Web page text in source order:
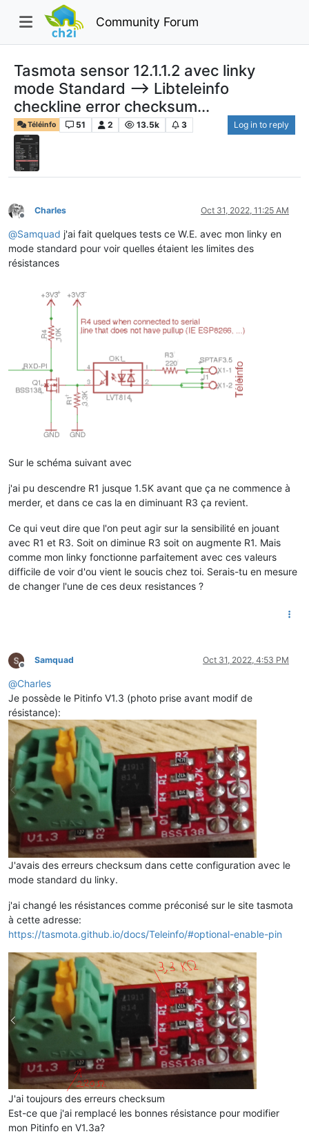
Community Forum
Tasmota sensor 12.1.1.2 avec linky
mode Standard --> Libteleinfo
checkline error checksum...
Téléinfo 51 2 13.5k 3 Log in to reply
Offline
Charles Oct 31, 2022, 11:25 AM
@Samquad j'ai fait quelques tests ce W.E. avec mon linky en
mode standard pour voir quelles étaient les limites des
résistances
Sur le schéma suivant avec
j'ai pu descendre R1 jusque 1.5K avant que ça ne commence à
merder, et dans ce cas la en diminuant R3 ça revient.
Ce qui veut dire que l'on peut agir sur la sensibilité en jouant
avec R1 et R3. Soit on diminue R3 soit on augmente R1. Mais
comme mon linky fonctionne parfaitement avec ces valeurs
difficile de voir d'ou vient le soucis chez toi. Serais-tu en mesure
de changer l'une de ces deux resistances ?
Offline
Samquad Oct 31, 2022, 4:53 PM
@Charles
Je possède le Pitinfo V1.3 (photo prise avant modif de
résistance):
J'avais des erreurs checksum dans cette configuration avec le
mode standard du linky.
j'ai changé les résistances comme préconisé sur le site tasmota
à cette adresse:
https://tasmota.github.io/docs/Teleinfo/#optional-enable-pin
J'ai toujours des erreurs checksum
Est-ce que j'ai remplacé les bonnes résistance pour modifier
mon Pitinfo en V1.3a?